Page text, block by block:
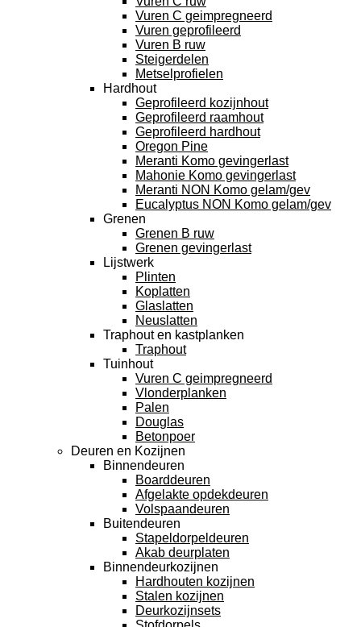
Vuren C geimpregneerd
Vuren geprofileerd
Vuren B ruw
Steigerdelen
Metselprofielen
Hardhout
Geprofileerd kozijnhout
Geprofileerd raamhout
Geprofileerd hardhout
Oregon Pine
Meranti Komo gevingerlast
Mahonie Komo gevingerlast
Meranti NON Komo gelam/gev
Eucalyptus NON Komo gelam/gev
Grenen
Grenen B ruw
Grenen gevingerlast
Lijstwerk
Plinten
Koplatten
Glaslatten
Neuslatten
Traphout en kastplanken
Traphout
Tuinhout
Vuren C geimpregneerd
Vlonderplanken
Palen
Douglas
Betonpoer
Deuren en Kozijnen
Binnendeuren
Boarddeuren
Afgelakte opdekdeuren
Volspaandeuren
Buitendeuren
Stapeldorpeldeuren
Akab deurplaten
Binnendeurkozijnen
Hardhouten kozijnen
Stalen kozijnen
Deurkozijnsets